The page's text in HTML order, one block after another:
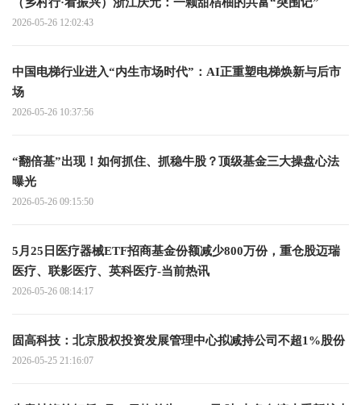
2026-05-26 12:02:43
中国电梯行业进入“内生市场时代”：AI正重塑电梯焕新与后市
场
2026-05-26 10:37:56
“翻倍基”出现！如何抓住、抓稳牛股？顶级基金三大操盘心法
曝光
2026-05-26 09:15:50
5月25日医疗器械ETF招商基金份额减少800万份，重仓股迈瑞
医疗、联影医疗、英科医疗-当前热讯
2026-05-26 08:14:17
固高科技：北京股权投资发展管理中心拟减持公司不超1%股份
2026-05-25 21:16:07